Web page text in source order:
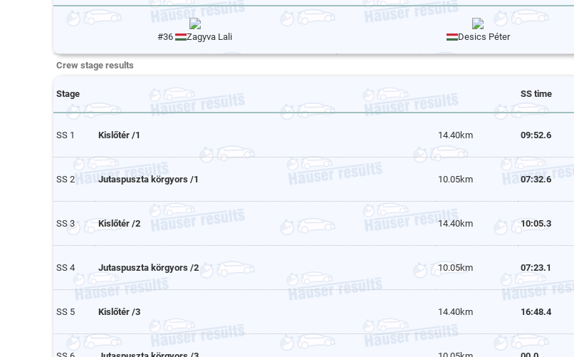
#36 Zagyva Lali Desics Péter
Crew stage results
Stage SS time
SS 1 Kislőtér /1 14.40km 09:52.6
SS 2 Jutaspuszta körgyors /1 10.05km 07:32.6
SS 3 Kislőtér /2 14.40km 10:05.3
SS 4 Jutaspuszta körgyors /2 10.05km 07:23.1
SS 5 Kislőtér /3 14.40km 16:48.4